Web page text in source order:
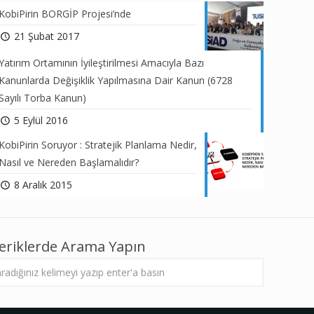
BORGİP Projesi’nde
21 Şubat 2017
Ortamının İyileştirilmesi Amacıyla Bazı
Değişiklik Yapılmasına Dair Kanun (6728
Torba Kanun)
5 Eylül 2016
Soruyor : Stratejik Planlama Nedir,
ve Nereden Başlamalıdır?
8 Aralık 2015
Arama Yapın